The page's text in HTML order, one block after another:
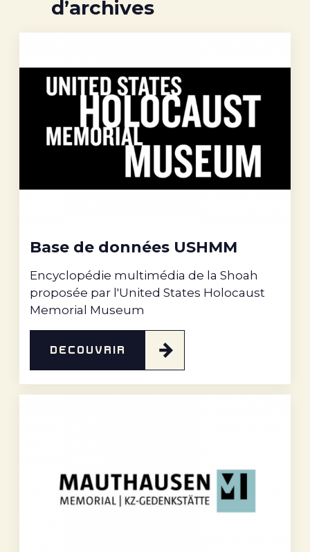
d’archives
Base de données USHMM
Encyclopédie multimédia de la Shoah
proposée par l'United States Holocaust
Memorial Museum
DÉCOUVRIR